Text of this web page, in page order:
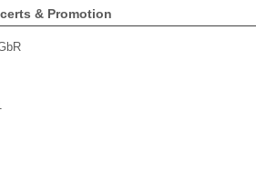
& Promotion